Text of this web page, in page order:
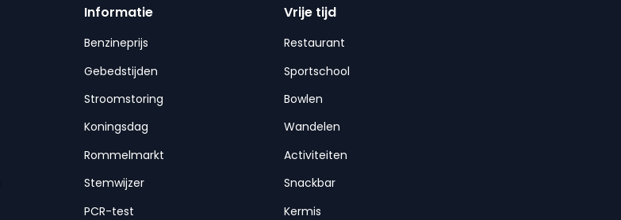
Informatie
Benzineprijs
Gebedstijden
Stroomstoring
Koningsdag
Rommelmarkt
Stemwijzer
PCR-test
Vrije tijd
Restaurant
Sportschool
Bowlen
Wandelen
Activiteiten
Snackbar
Kermis